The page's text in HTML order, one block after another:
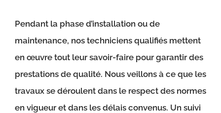
Pendant la phase d’installation ou de
maintenance, nos techniciens qualifiés mettent
en œuvre tout leur savoir-faire pour garantir des
prestations de qualité. Nous veillons à ce que les
travaux se déroulent dans le respect des normes
en vigueur et dans les délais convenus. Un suivi